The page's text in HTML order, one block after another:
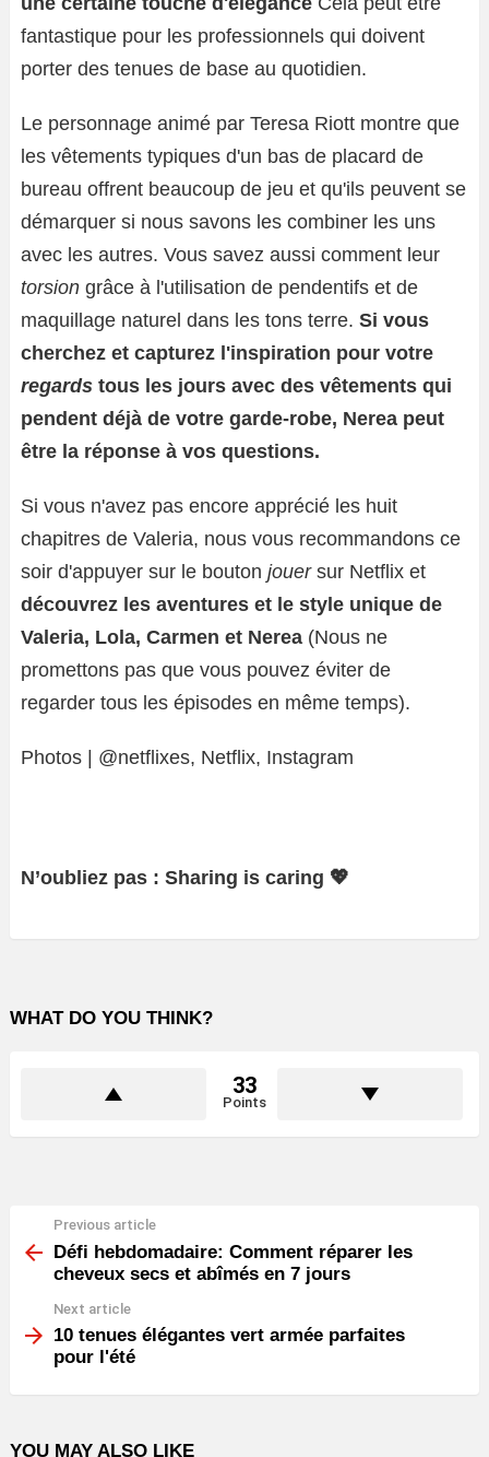
fantastique pour les professionnels qui doivent
porter des tenues de base au quotidien.
Le personnage animé par Teresa Riott montre que
les vêtements typiques d'un bas de placard de
bureau offrent beaucoup de jeu et qu'ils peuvent se
démarquer si nous savons les combiner les uns
avec les autres. Vous savez aussi comment leur
torsion grâce à l'utilisation de pendentifs et de
maquillage naturel dans les tons terre. Si vous
cherchez et capturez l'inspiration pour votre
regards tous les jours avec des vêtements qui
pendent déjà de votre garde-robe, Nerea peut
être la réponse à vos questions.
Si vous n'avez pas encore apprécié les huit
chapitres de Valeria, nous vous recommandons ce
soir d'appuyer sur le bouton jouersur Netflix et
découvrez les aventures et le style unique de
Valeria, Lola, Carmen et Nerea (Nous ne
promettons pas que vous pouvez éviter de
regarder tous les épisodes en même temps).
Photos | @netflixes, Netflix, Instagram
N’oubliez pas : Sharing is caring 💖
WHAT DO YOU THINK?
33
Points
more
Previous article
Défi hebdomadaire: Comment réparer les
cheveux secs et abîmés en 7 jours
Next article
10 tenues élégantes vert armée parfaites
pour l'été
YOU MAY ALSO LIKE